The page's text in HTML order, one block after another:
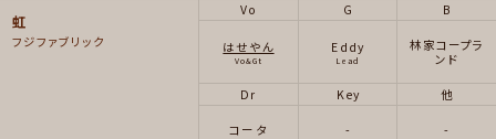
虹
フジファブリック
Vo
はせやん
Vo&Gt
G
Eddy
Lead
B
林家コープラ
ンド
Dr
コータ
Key
-
他
-